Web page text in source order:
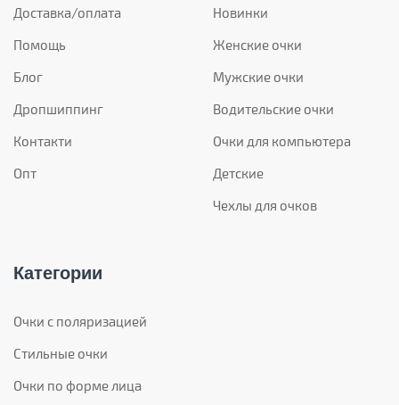
Доставка/оплата
Помощь
Блог
Дропшиппинг
Контакти
Опт
Новинки
Женские очки
Мужские очки
Водительские очки
Очки для компьютера
Детские
Чехлы для очков
Категории
Очки с поляризацией
Стильные очки
Очки по форме лица